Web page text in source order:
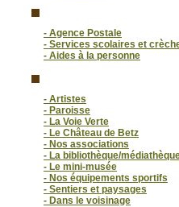
- Agence Postale
- Services scolaires et
- Aides à la personne
- Artistes
- Paroisse
- La Voie Verte
- Le Château de Betz
- Nos associations
- La bibliothèque/
- Le mini-musée
- Nos équipements sportifs
- Sentiers et paysages
- Dans le voisinage